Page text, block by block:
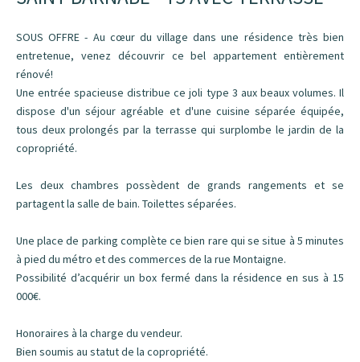
SOUS OFFRE - Au cœur du village dans une résidence très bien
entretenue, venez découvrir ce bel appartement entièrement
rénové!
Une entrée spacieuse distribue ce joli type 3 aux beaux volumes. Il
dispose d'un séjour agréable et d'une cuisine séparée équipée,
tous deux prolongés par la terrasse qui surplombe le jardin de la
copropriété.
Les deux chambres possèdent de grands rangements et se
partagent la salle de bain. Toilettes séparées.
Une place de parking complète ce bien rare qui se situe à 5 minutes
à pied du métro et des commerces de la rue Montaigne.
Possibilité d’acquérir un box fermé dans la résidence en sus à 15
000€.
Honoraires à la charge du vendeur.
Bien soumis au statut de la copropriété.